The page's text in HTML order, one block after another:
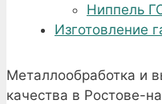
Ниппель
Изготовление
Металлообработка и
качества в Ростове-